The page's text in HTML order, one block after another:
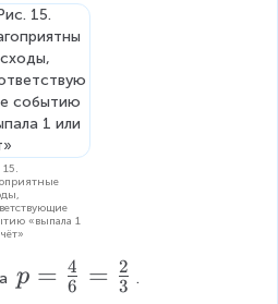
15.
«выпала 1
p
p = 6
4 = 3
2 .